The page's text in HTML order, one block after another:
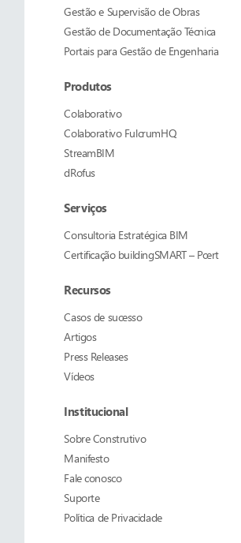
Gestão e Supervisão de Obras
Gestão de Documentação Técnica
Portais para Gestão de Engenharia
Produtos
Colaborativo
Colaborativo FulcrumHQ
StreamBIM
dRofus
Serviços
Consultoria Estratégica BIM
Certificação buildingSMART – Pcert
Recursos
Casos de sucesso
Artigos
Press Releases
Vídeos
Institucional
SobreConstrutivo
Manifesto
Fale conosco
Suporte
Política de Privacidade